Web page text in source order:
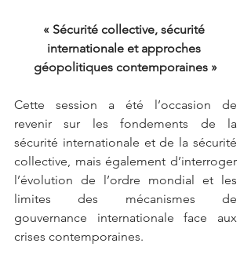
« Sécurité collective, sécurité
internationale et approches
géopolitiques contemporaines »
Cette session a été l’occasion de
revenir sur les fondements de la
sécurité internationale et de la sécurité
collective, mais également d’interroger
l’évolution de l’ordre mondial et les
limites des mécanismes de
gouvernance internationale face aux
crises contemporaines.